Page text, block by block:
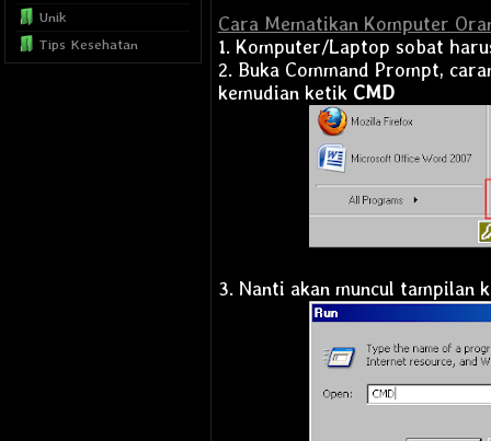
Cara Mematikan Komputer
1. Komputer/Laptop sobat
2. Buka Command Prompt,
kemudian ketik CMD
3. Nanti akan muncul tampilan
Unik
Tips Kesehatan